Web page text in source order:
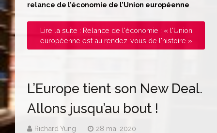
relance de l’économie de l’Union européenne
Lire la suite : Relance de l'économie : « l'Union
européenne est au rendez-vous de l'histoire »
L’Europe tient son New Deal.
Allons jusqu’au bout !
Richard Yung 28 mai 2020